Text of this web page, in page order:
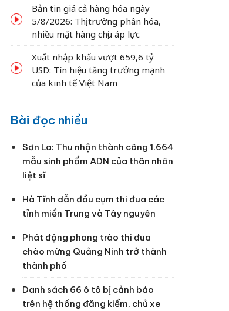
Bản tin giá cả hàng hóa ngày
5/8/2026: Thị trường phân hóa,
nhiều mặt hàng chịu áp lực
Xuất nhập khẩu vượt 659,6 tỷ
USD: Tín hiệu tăng trưởng mạnh
của kinh tế Việt Nam
Bài đọc nhiều
Sơn La: Thu nhận thành công 1.664
mẫu sinh phẩm ADN của thân nhân
liệt sĩ
Hà Tĩnh dẫn đầu cụm thi đua các
tỉnh miền Trung và Tây nguyên
Phát động phong trào thi đua
chào mừng Quảng Ninh trở thành
thành phố
Danh sách 66 ô tô bị cảnh báo
trên hệ thống đăng kiểm, chủ xe